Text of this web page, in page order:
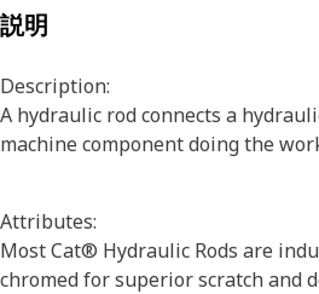
説明
Description:
A hydraulic rod connects a
machine component doing the
Attributes:
Most Cat® Hydraulic Rods are
chromed for superior scratch and